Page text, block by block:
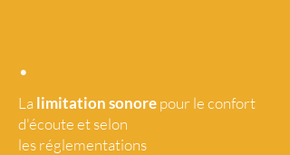
•
La limitation sonorepour le confort
d'écoute et selon
les réglementations